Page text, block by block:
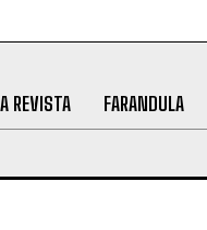
REVISTA FARANDULA